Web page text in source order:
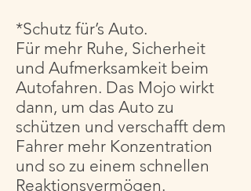
*Schutz für’s Auto.
Für mehr Ruhe, Sicherheit
und Aufmerksamkeit beim
Autofahren. Das Mojo wirkt
dann, um das Auto zu
schützen und verschafft dem
Fahrer mehr Konzentration
und so zu einem schnellen
Reaktionsvermögen.